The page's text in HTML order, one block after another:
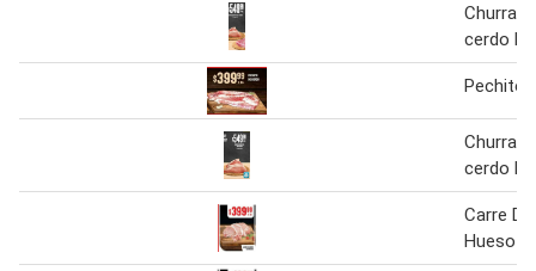
cerdo kg
Pechito
cerdo kg
Carre
Hueso